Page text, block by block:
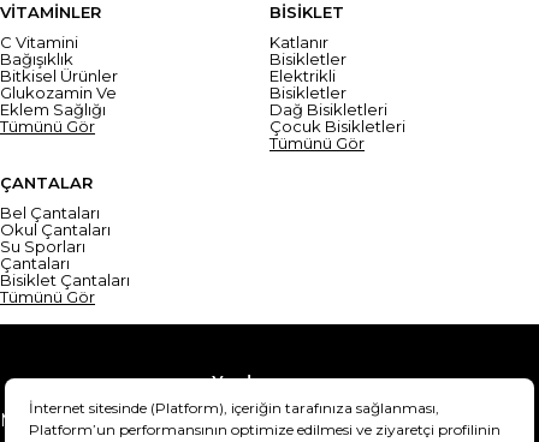
VİTAMİNLER
C Vitamini
Bağışıklık
Bitkisel Ürünler
Glukozamin Ve
Eklem Sağlığı
Tümünü Gör
BİSİKLET
Katlanır
Bisikletler
Elektrikli
Bisikletler
Dağ Bisikletleri
Çocuk Bisikletleri
Tümünü Gör
ÇANTALAR
Bel Çantaları
Okul Çantaları
Su Sporları
Çantaları
Bisiklet Çantaları
Tümünü Gör
Yardım
Mesafeli Satış Sözleşmesi
Teslimat Bilgisi